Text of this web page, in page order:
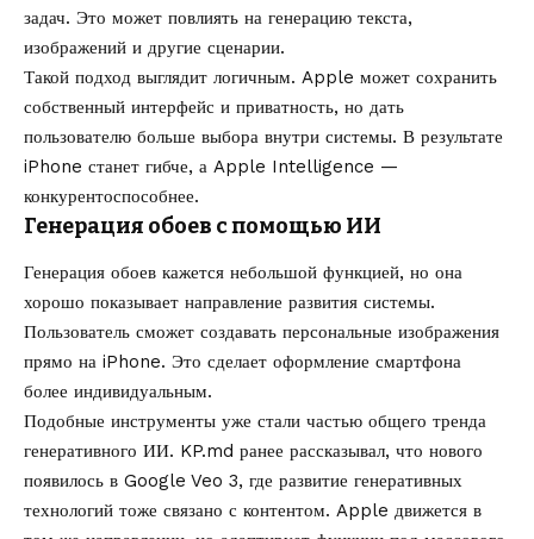
задач. Это может повлиять на генерацию текста,
изображений и другие сценарии.
Такой подход выглядит логичным. Apple может сохранить
собственный интерфейс и приватность, но дать
пользователю больше выбора внутри системы. В результате
iPhone станет гибче, а Apple Intelligence —
конкурентоспособнее.
Генерация обоев с помощью ИИ
Генерация обоев кажется небольшой функцией, но она
хорошо показывает направление развития системы.
Пользователь сможет создавать персональные изображения
прямо на iPhone. Это сделает оформление смартфона
более индивидуальным.
Подобные инструменты уже стали частью общего тренда
генеративного ИИ. KP.md ранее рассказывал, что нового
появилось в Google Veo 3, где развитие генеративных
технологий тоже связано с контентом. Apple движется в